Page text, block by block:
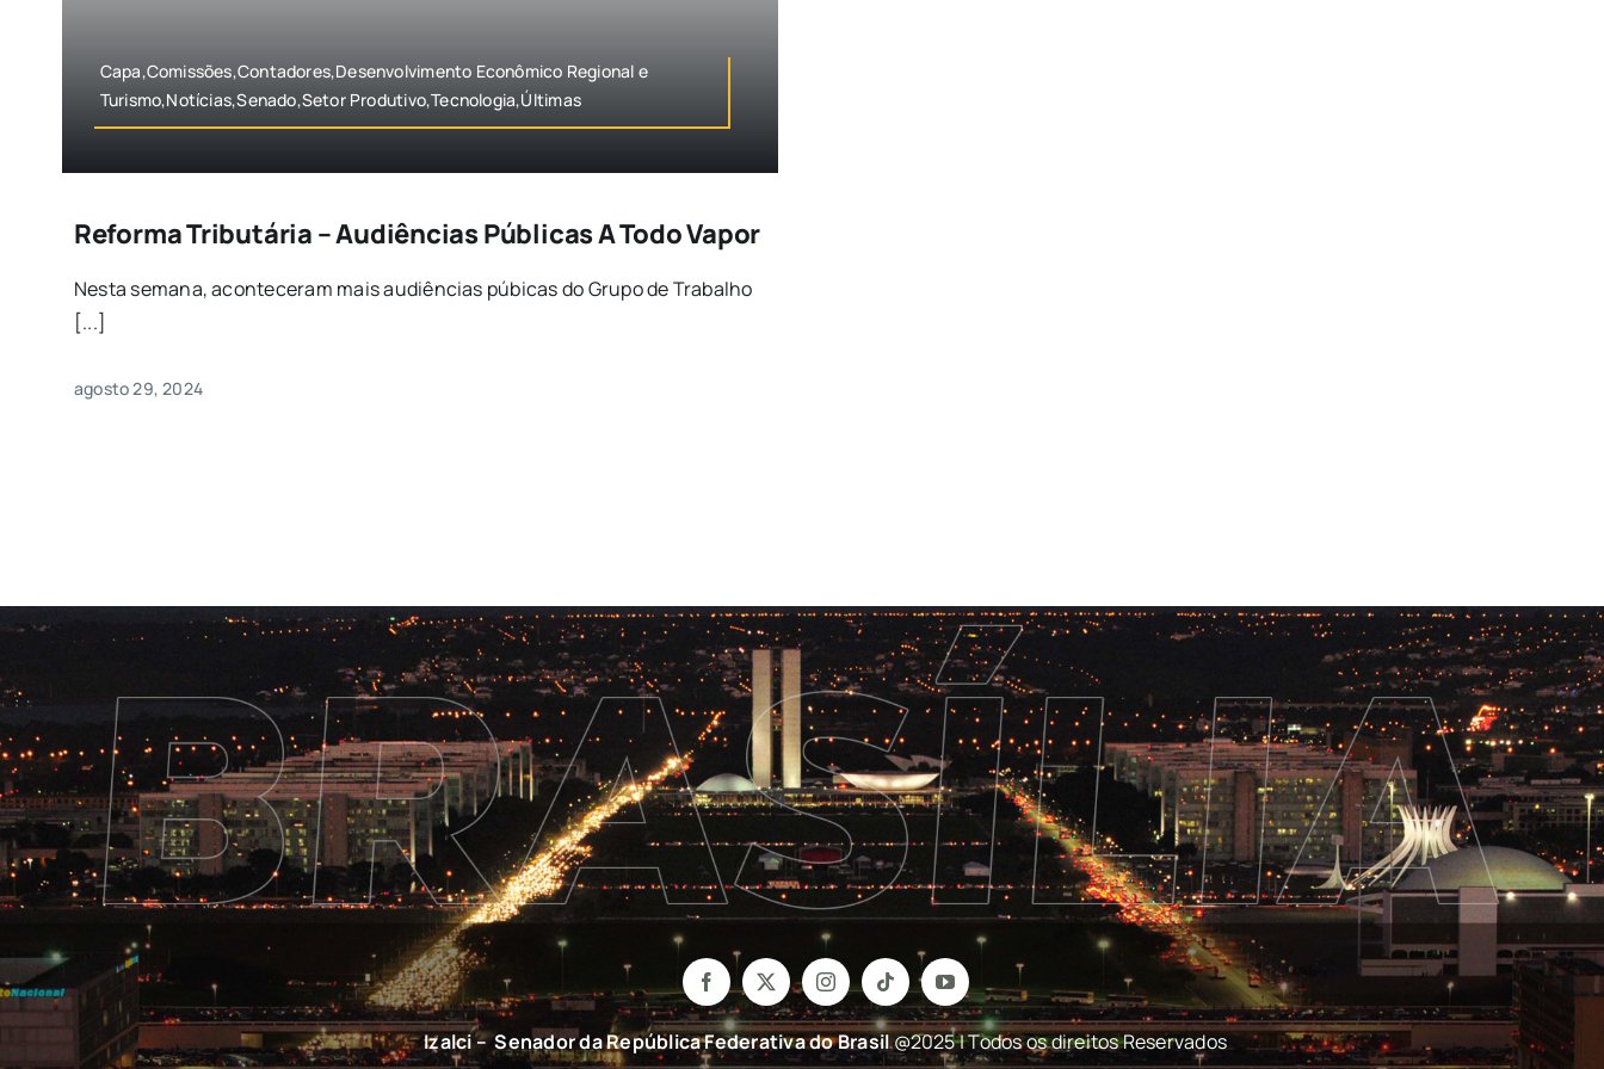
Capa,Comissões,Contadores,Desenvolvimento Econômico Regional e
Turismo,Notícias,Senado,Setor Produtivo,Tecnologia,Últimas
Reforma Tributária – Audiências Públicas A Todo Vapor
Nesta semana, aconteceram mais audiências púbicas do Grupo de Trabalho
[...]
agosto 29, 2024
Izalci – Senador da República Federativa do Brasil@2025 | Todos os direitos Reservados